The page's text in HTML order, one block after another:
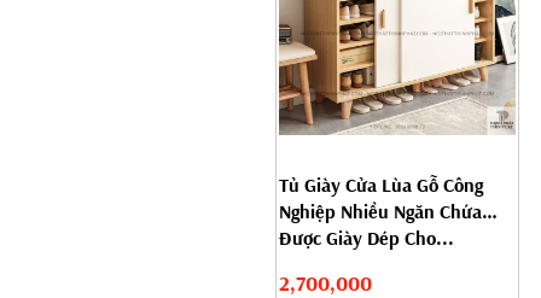
Tủ Giày Cửa Lùa Gỗ Công
Nghiệp Nhiều Ngăn Chứa
Được Giày Dép Cho...
2,700,000